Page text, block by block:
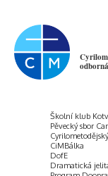
Školní klub
Pěvecký sbor
CiMBálka
DofE
Dramatická